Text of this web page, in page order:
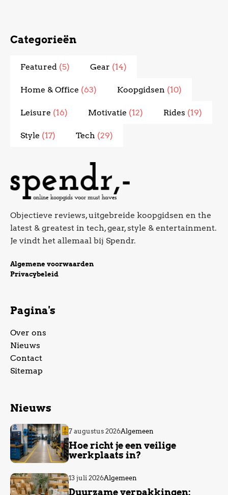
Categorieën
Featured (5) Gear (14)
Home & Office (63) Koopgidsen (10)
Leisure (16) Motivatie (12) Rides (19)
Style (17) Tech (29)
Objectieve reviews, uitgebreide koopgidsen en the
latest & greatest in tech, gear, style & entertainment.
Je vindt het allemaal bij Spendr.
Algemene voorwaarden
Privacybeleid
Pagina's
Over ons
Nieuws
Contact
Sitemap
Nieuws
7 augustus 2026Algemeen
Hoe richt je een veilige
werkplaats in?
13 juli 2026Algemeen
Duurzame verpakkingen: